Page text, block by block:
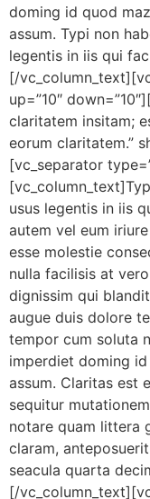
doming id quod
assum. Typi non
legentis in iis qui
[/
up=”10″
claritatem insitam;
eorum claritatem.”
[vc_separator
usus legentis in iis
autem vel eum
esse molestie
nulla facilisis at
dignissim qui
augue duis dolore
tempor cum soluta
imperdiet doming
assum. Claritas est
sequitur
notare quam littera
claram,
seacula quarta
[/